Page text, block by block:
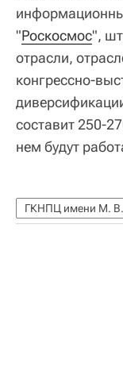
"Роскосмос",
отрасли,
конгрессно-
составит 250-
нем будут
ГКНПЦ имени М. В.